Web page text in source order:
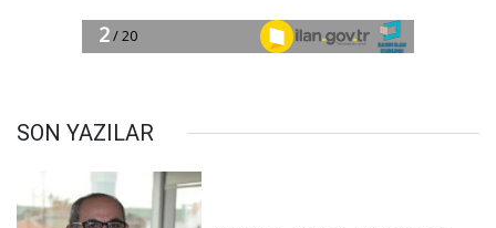
SON YAZILAR